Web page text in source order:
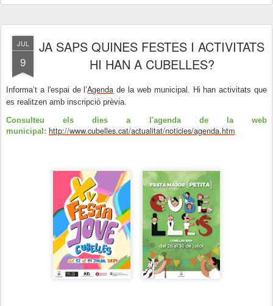
JUL
9
JA SAPS QUINES FESTES I ACTIVITATS
HI HAN A CUBELLES?
Informa’t a l'espai de l’Agenda de la web municipal. Hi han activitats que
es realitzen amb inscripció prèvia.
Consulteu els dies a l'agenda de la web
municipal: http://www.cubelles.cat/actualitat/noticies/agenda.htm